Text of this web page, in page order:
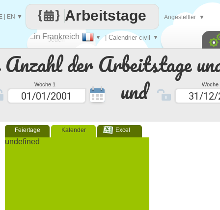
Anzahl der Arbeitstage
Woche 1 und Woche
Feiertage Kalender Excel
undefined
Jeden
Tag
..in Frankreich ▼ | Calendrier civil ▼
Arbeitstage
EN ▼ Angestellter ▼